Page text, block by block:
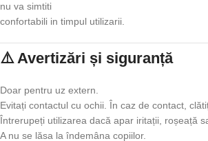
nu va simtiti
confortabili in timpul utilizarii.
⚠️ Avertizări și siguranță
Doar pentru uz extern.
Evitați contactul cu ochii. În caz de contact,
Întrerupeți utilizarea dacă apar iritații, roșeață
A nu se lăsa la îndemâna copiilor.